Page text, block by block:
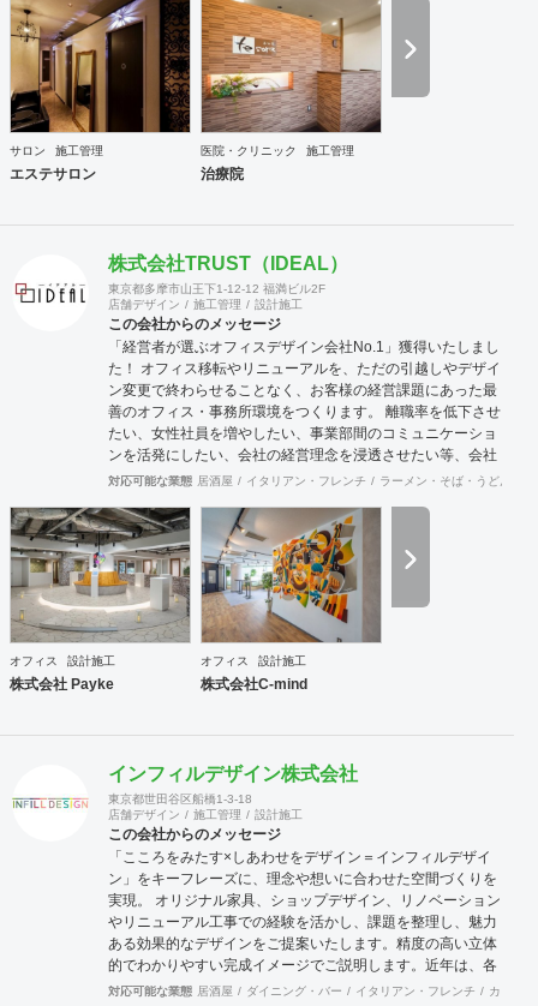
者、機器業者、プレスリリースなど何でもご相談ください。
サロン 施工管理
エステサロン
医院・クリニック 施工管理
治療院
株式会社TRUST（IDEAL）
東京都多摩市山王下1-12-12 福満ビル2F
店舗デザイン
施工管理 設計施工
この会社からのメッセージ
「経営者が選ぶオフィスデザイン会社No.1」獲得いたしまし
た！ オフィス移転やリニューアルを、ただの引越しやデザイ
ン変更で終わらせることなく、お客様の経営課題にあった最
善のオフィス・事務所環境をつくります。 離職率を低下させ
たい、女性社員を増やしたい、事業部間のコミュニケーショ
ンを活発にしたい、会社の経営理念を浸透させたい等、会社
の規模やフェーズによって様々な課題をかかえています。ど
今後どのような事業戦略を描き、どのような組織になってい
きたいのか。それらを共有することがオフィスデザインのス
タートとなります。 また、オフィスはスタッフにとって一日
の大半を過ごす場所です。機能的かつ快適な空間を作ること
は精神的な安心やモチベーション・作業効率の向上に繋がっ
ていくでしょう。このように、経営面の課題と現場の声をし
案させていただきます。
対応可能な業態 居酒屋 イタリアン・フレンチ ラーメン・そば・うどん
オフィス 設計施工
株式会社 Payke
オフィス 設計施工
株式会社C-mind
インフィルデザイン株式会社
東京都世田谷区船橋1-3-18
店舗デザイン
施工管理 設計施工
この会社からのメッセージ
「こころをみたす×しあわせをデザイン＝インフィルデザイ
ン」をキーフレーズに、理念や想いに合わせた空間づくりを
実現。 オリジナル家具、ショップデザイン、リノベーション
やリニューアル工事での経験を活かし、課題を整理し、魅力
ある効果的なデザインをご提案いたします。精度の高い立体
的でわかりやすい完成イメージでご説明します。近年は、各
地域の自治体様からエリア全体の構想や空き施設の有効利用
対応可能な業態 居酒屋 ダイニング・バー イタリアン・フレンチ カフェ